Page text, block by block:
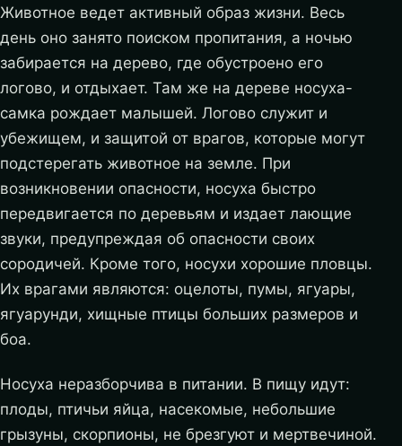
Животное ведет активный образ жизни. Весь
день оно занято поиском пропитания, а ночью
забирается на дерево, где обустроено его
логово, и отдыхает. Там же на дереве носуха-
самка рождает малышей. Логово служит и
убежищем, и защитой от врагов, которые могут
подстерегать животное на земле. При
возникновении опасности, носуха быстро
передвигается по деревьям и издает лающие
звуки, предупреждая об опасности своих
сородичей. Кроме того, носухи хорошие пловцы.
Их врагами являются: оцелоты, пумы, ягуары,
ягуарунди, хищные птицы больших размеров и
боа.
Носуха неразборчива в питании. В пищу идут:
плоды, птичьи яйца, насекомые, небольшие
грызуны, скорпионы, не брезгуют и мертвечиной.